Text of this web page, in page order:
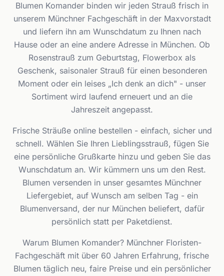
Blumen Komander binden wir jeden Strauß frisch in
unserem Münchner Fachgeschäft in der Maxvorstadt
und liefern ihn am Wunschdatum zu Ihnen nach
Hause oder an eine andere Adresse in München. Ob
Rosenstrauß zum Geburtstag, Flowerbox als
Geschenk, saisonaler Strauß für einen besonderen
Moment oder ein leises „Ich denk an dich" - unser
Sortiment wird laufend erneuert und an die
Jahreszeit angepasst.
Frische Sträuße online bestellen - einfach, sicher und
schnell. Wählen Sie Ihren Lieblingsstrauß, fügen Sie
eine persönliche Grußkarte hinzu und geben Sie das
Wunschdatum an. Wir kümmern uns um den Rest.
Blumen versenden in unser gesamtes Münchner
Liefergebiet, auf Wunsch am selben Tag - ein
Blumenversand, der nur München beliefert, dafür
persönlich statt per Paketdienst.
Warum Blumen Komander? Münchner Floristen-
Fachgeschäft mit über 60 Jahren Erfahrung, frische
Blumen täglich neu, faire Preise und ein persönlicher